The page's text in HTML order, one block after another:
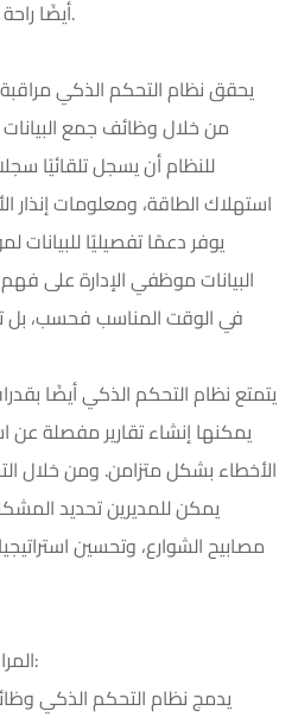
أيضًا راحة كبيرة لإدارة الإضاءة الحضرية.
يحقق نظام التحكم الذكي
للنظام أن يسجل تلقائيًا
استهلاك الطاقة، ومعلومات إنذار
يوفر دعمًا تفصيليًا
البيانات موظفي الإدارة على
في الوقت المناسب فحسب، بل
يتمتع نظام التحكم الذكي أيضًا
يمكنها إنشاء تقارير مفصلة عن
الأخطاء بشكل متزامن. ومن خلال
يمكن للمديرين تحديد
مصابيح الشوارع، وتحسين
المراقبة بالفيديو وكشف المشاة:
يدمج نظام التحكم الذكي